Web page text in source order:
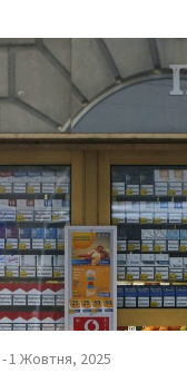
-1 Жовтня, 2025